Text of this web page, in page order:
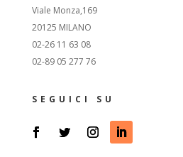
Viale Monza,169
20125 MILANO
02-26 11 63 08
02-89 05 277 76
SEGUICI SU